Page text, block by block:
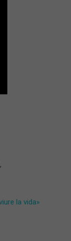
la vida»